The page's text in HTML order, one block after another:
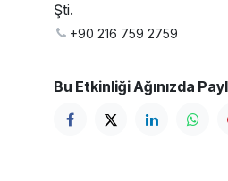
Şti.
+90 216 759 2759
Bu Etkinliği Ağınızda